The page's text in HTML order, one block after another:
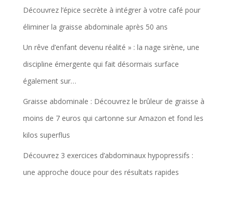
Découvrez l’épice secrète à intégrer à votre café pour
éliminer la graisse abdominale après 50 ans
Un rêve d’enfant devenu réalité » : la nage sirène, une
discipline émergente qui fait désormais surface
également sur…
Graisse abdominale : Découvrez le brûleur de graisse à
moins de 7 euros qui cartonne sur Amazon et fond les
kilos superflus
Découvrez 3 exercices d’abdominaux hypopressifs :
une approche douce pour des résultats rapides